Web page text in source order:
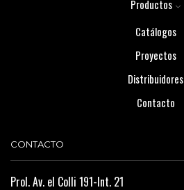
Productos
Catálogos
Proyectos
Distribuidores
Contacto
CONTACTO
Prol. Av. el Colli 191-Int. 21